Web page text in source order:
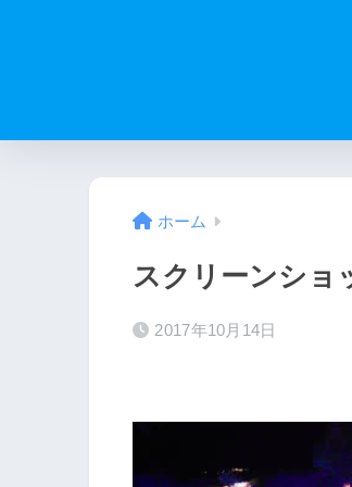
ホーム
スクリーンショ
2017年10月14日